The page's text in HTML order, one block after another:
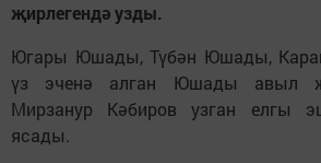
җирлегендә узды.
Югары Юшады, Түбән Юшады,
үз эченә алган Юшады авыл
Мирзанур Кәбиров узган елгы
ясады.